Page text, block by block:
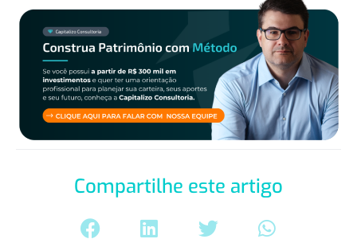
Compartilhe este artigo